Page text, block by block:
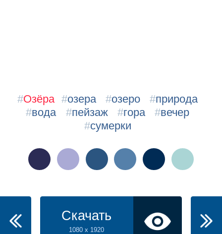
#Озёра #озера #озеро #природа
#вода #пейзаж #гора #вечер
#сумерки
Скачать
1080 x 1920